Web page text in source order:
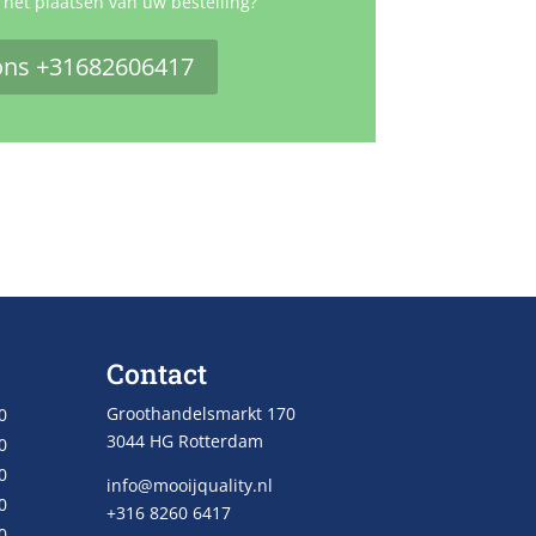
+31682606417
Contact
Groothandelsmarkt 170
3044 HG Rotterdam
info@mooijquality.nl
+316 8260 6417